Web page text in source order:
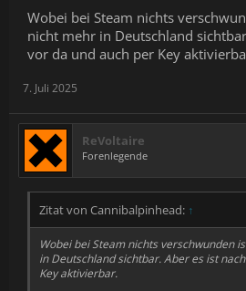
Wobei bei Steam nichts
nicht mehr in Deutschland
vor da und auch per Key
7. Juli 2025
ReVoltaire
Forenlegende
Zitat von Cannibalpinhead: ↑
Wobei bei Steam nichts verschwunden
in Deutschland sichtbar. Aber es ist
Key aktivierbar.